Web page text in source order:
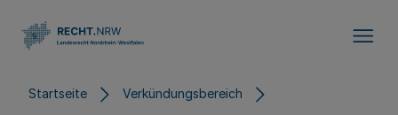
Startseite Verkündungsbereich